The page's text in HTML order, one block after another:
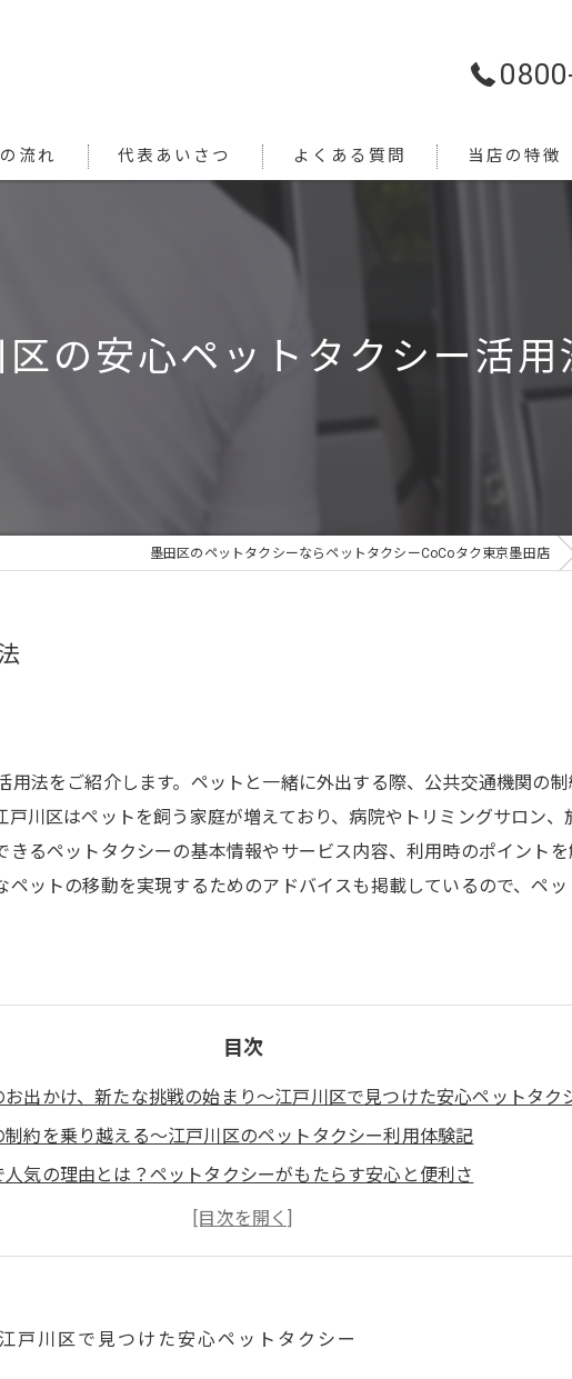
流れ 代表あいさつ よくある質問 当店の特徴
区の安心ペットタクシー活用
墨田区のペットタクシーならペットタクシーCoCoタク東京墨田店
法をご紹介します。ペットと一緒に外出する際、公共交通機関の
川区はペットを飼う家庭が増えており、病院やトリミングサロン
るペットタクシーの基本情報やサービス内容、利用時のポイント
ットの移動を実現するためのアドバイスも掲載しているので、ペ
目次
お出かけ、新たな挑戦の始まり〜江戸川区で見つけた安心ペットタク
制約を乗り越える〜江戸川区のペットタクシー利用体験記
人気の理由とは？ペットタクシーがもたらす安心と便利さ
ミングもスムーズに！江戸川区ペットタクシー活用の秘訣
い主も満足の旅へ〜江戸川区ペットタクシーで実現する快適移動
なペット移動を目指して〜江戸川区ペットタクシーの賢い活用法
戸川区で見つけた安心ペットタクシー